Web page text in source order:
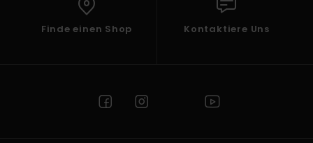
Finde einen Shop Kontaktiere Uns